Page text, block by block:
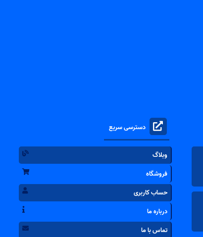
دسترسی سریع
وبلاگ
فروشگاه
حساب کاربری
درباره ما
تماس با ما